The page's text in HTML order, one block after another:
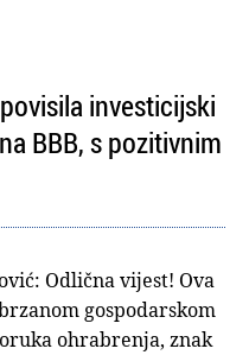
investicijski
BBB, s pozitivnim
Odlična vijest! Ova
gospodarskom
ohrabrenja, znak